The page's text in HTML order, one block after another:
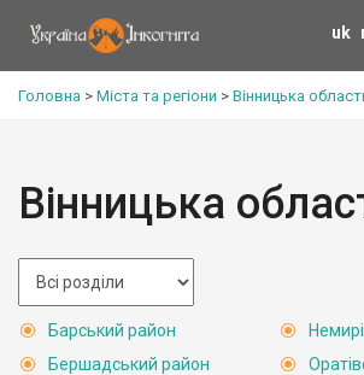
uk
Головна > Міста та регіони > Вінницька
Вінницька
Барський район
Бершадський район